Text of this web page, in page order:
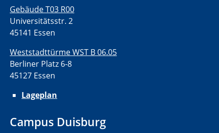
Gebäude T03 R00
Universitätsstr. 2
45141 Essen
Weststadttürme WST B 06.05
Berliner Platz 6-8
45127 Essen
Lageplan
Campus Duisburg